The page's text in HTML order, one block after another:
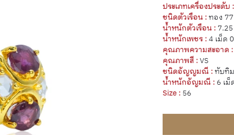
ประเภทเครื่องประดับ :
ชนิดตัวเรือน :ทอง
น้ำหนักตัวเรือน :
น้ำหนักเพชร :4 เม็ด
คุณภาพความสะอาด :
คุณภาพสี :VS
ชนิดอัญญมณี :ทับทิ
น้ำหนักอัญมณี : 6 เ
Size : 56